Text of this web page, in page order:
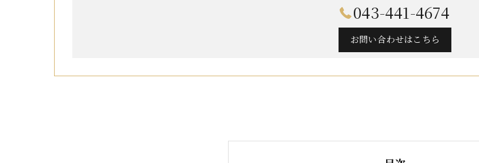
043-441-4674
お問い合わせはこちら